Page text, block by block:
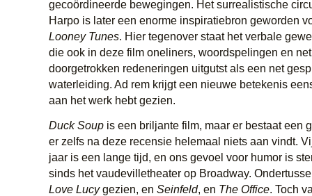
gecoördineerde bewegingen. Het surrealistische
Harpo is later een enorme inspiratiebron geworden
Looney Tunes. Hier tegenover staat het verbale
die ook in deze film oneliners, woordspelingen en
doorgetrokken redeneringen uitgutst als een net
waterleiding. Ad rem krijgt een nieuwe betekenis
aan het werk hebt gezien.
Duck Soup is een briljante film, maar er bestaat een
er zelfs na deze recensie helemaal niets aan vindt.
jaar is een lange tijd, en ons gevoel voor humor is
sinds het vaudevilletheater op Broadway.
Love Lucygezien, en Seinfeld, en The Office. Toch